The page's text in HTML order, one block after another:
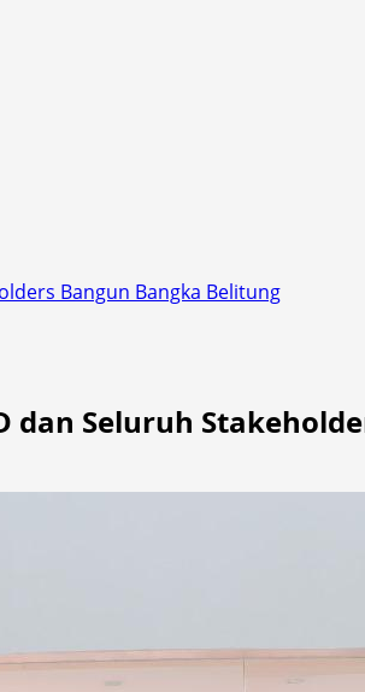
Bangun Bangka Belitung
dan Seluruh